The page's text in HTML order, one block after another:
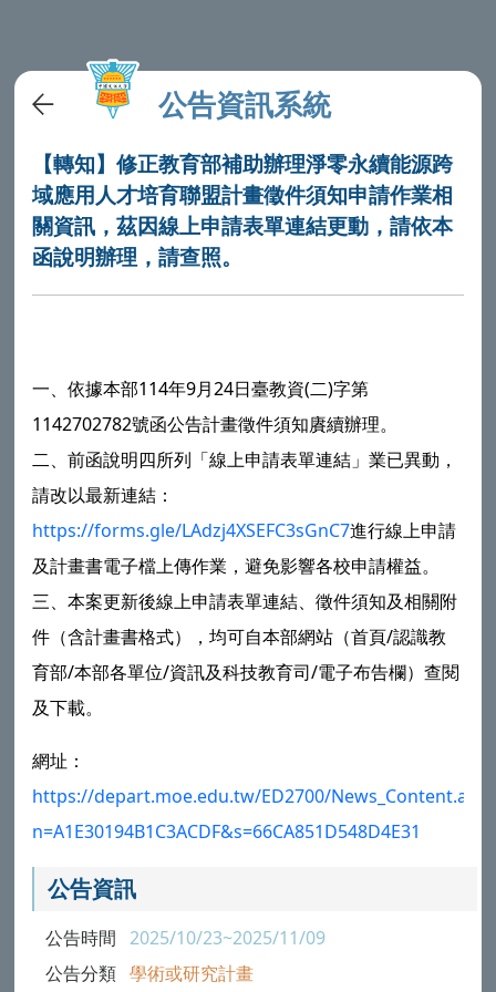
公告資訊系統
【轉知】修正教育部補助辦理淨零永續能源跨
域應用人才培育聯盟計畫徵件須知申請作業相
關資訊，茲因線上申請表單連結更動，請依本
函說明辦理，請查照。
一、依據本部114年9月24日臺教資(二)字第
1142702782號函公告計畫徵件須知賡續辦理。
二、前函說明四所列「線上申請表單連結」業已異動，
請改以最新連結：
https://forms.gle/LAdzj4XSEFC3sGnC7進行線上申請
及計畫書電子檔上傳作業，避免影響各校申請權益。
三、本案更新後線上申請表單連結、徵件須知及相關附
件（含計畫書格式），均可自本部網站（首頁/認識教
育部/本部各單位/資訊及科技教育司/電子布告欄）查閱
及下載。
網址：
https://depart.moe.edu.tw/ED2700/
n=A1E30194B1C3ACDF&s=66CA851D548D4E31
公告資訊
公告時間 2025/10/23~2025/11/09
公告分類 學術或研究計畫